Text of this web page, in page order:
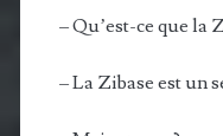
– Qu’est-ce que la
– La Zibase est un